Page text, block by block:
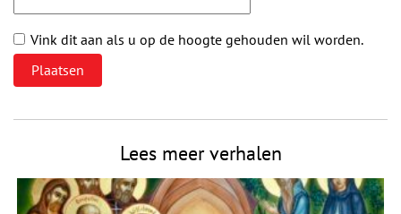
Vink dit aan als u op de hoogte gehouden wil worden.
Lees meer verhalen